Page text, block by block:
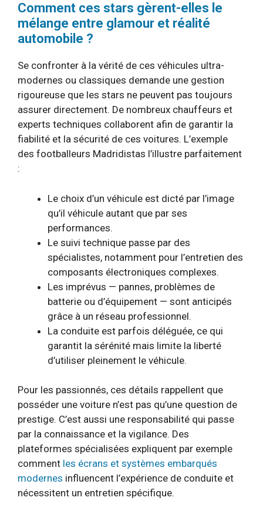
Comment ces stars gèrent-elles le
mélange entre glamour et réalité
automobile ?
Se confronter à la vérité de ces véhicules ultra-
modernes ou classiques demande une gestion
rigoureuse que les stars ne peuvent pas toujours
assurer directement. De nombreux chauffeurs et
experts techniques collaborent afin de garantir la
fiabilité et la sécurité de ces voitures. L’exemple
des footballeurs Madridistas l’illustre parfaitement
:
Le choix d’un véhicule est dicté par l’image
qu’il véhicule autant que par ses
performances.
Le suivi technique passe par des
spécialistes, notamment pour l’entretien des
composants électroniques complexes.
Les imprévus — pannes, problèmes de
batterie ou d’équipement — sont anticipés
grâce à un réseau professionnel.
La conduite est parfois déléguée, ce qui
garantit la sérénité mais limite la liberté
d’utiliser pleinement le véhicule.
Pour les passionnés, ces détails rappellent que
posséder une voiture n’est pas qu’une question de
prestige. C’est aussi une responsabilité qui passe
par la connaissance et la vigilance. Des
plateformes spécialisées expliquent par exemple
comment les écrans et systèmes embarqués
modernes influencent l’expérience de conduite et
nécessitent un entretien spécifique.